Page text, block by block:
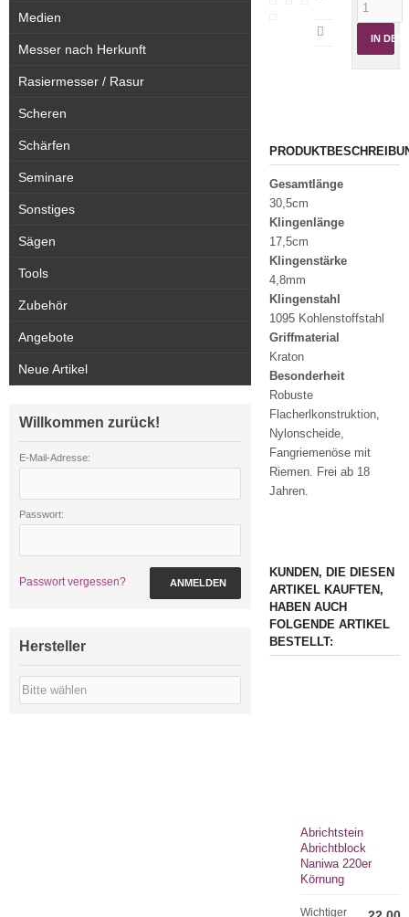
IN DEN
drucken
Gesamtlänge
30,5cm
Klingenlänge
17,5cm
Klingenstärke
4,8mm
Klingenstahl
1095 Kohlenstoffstahl
Griffmaterial
Kraton
Besonderheit
Robuste
Flacherlkonstruktion,
Nylonscheide,
Fangriemenöse mit
Riemen. Frei ab 18
Jahren.
KUNDEN, DIE DIESEN
ARTIKEL KAUFTEN,
HABEN AUCH
FOLGENDE ARTIKEL
BESTELLT:
Abrichtstein
Abrichtblock
Naniwa 220er
Körnung
Wichtiger
Medien
Messer nach Herkunft
Rasiermesser / Rasur
Scheren
Schärfen
Seminare
Sonstiges
Sägen
Tools
Zubehör
Angebote
Neue Artikel
Willkommen zurück!
E-Mail-Adresse:
Passwort:
Passwort vergessen? ANMELDEN
Hersteller